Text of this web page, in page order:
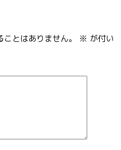
とはありません。 ※ が付い